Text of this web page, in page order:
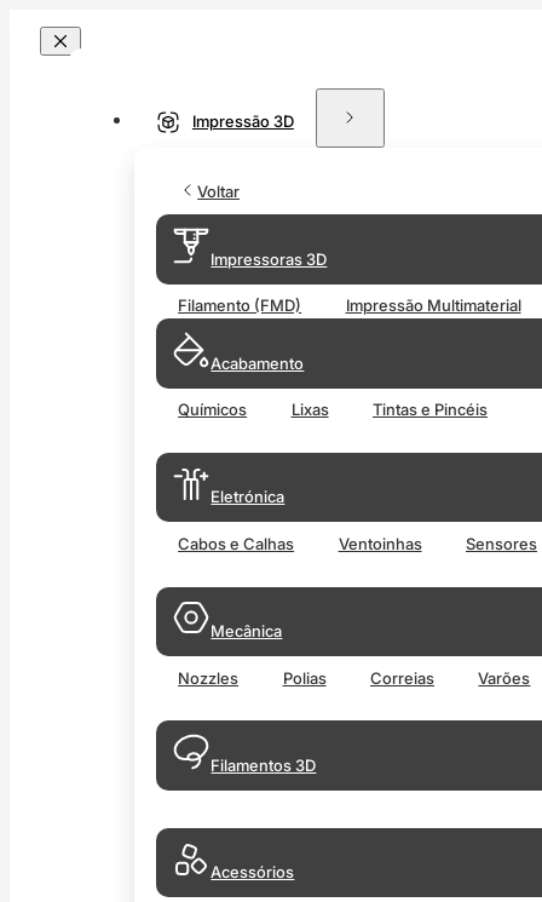
Impressão 3D
Voltar
Impressoras 3D
Filamento (FMD) Impressão Multimaterial
Acabamento
Químicos Lixas Tintas e Pincéis
Eletrónica
Cabos e Calhas Ventoinhas Sensores
Mecânica
Nozzles Polias Correias Varões
Filamentos 3D
Acessórios